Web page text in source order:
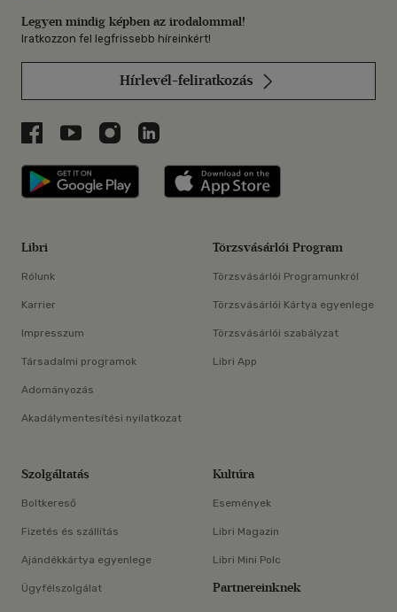
Legyen mindig képben az irodalommal!
Iratkozzon fel legfrissebb híreinkért!
Hírlevél-feliratkozás
Libri a Facebookon
Libri a Youtube-on
Libri az Instagramon
Libri a LinkedInen
Libri applikáció Szerezd meg: Google
Libri
Rólunk
Karrier
Impresszum
Társadalmi programok
Adományozás
Akadálymentesítési nyilatkozat
Törzsvásárlói Program
Törzsvásárlói Programunkról
Törzsvásárlói Kártya egyenlege
Törzsvásárlói szabályzat
Libri App
Szolgáltatás
Boltkereső
Fizetés és szállítás
Ajándékkártya egyenlege
Ügyfélszolgálat
Kultúra
Események
Libri Magazin
Libri Mini Polc
Partnereinknek